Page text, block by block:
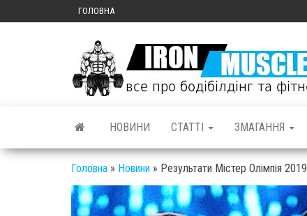
ГОЛОВНА
НОВИНИ СТАТТІ ЗМАГАННЯ
Головна » Новини » Результати Містер Олімпія 2019